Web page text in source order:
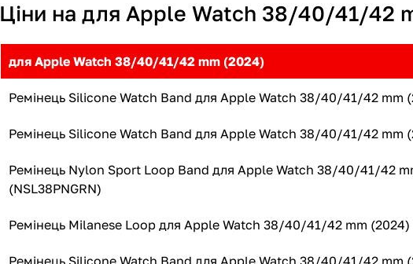
Ціни на для Apple Watch 38/40/41/42
для Apple Watch 38/40/41/42 mm (2024)
Ремінець Silicone Watch Band для Apple Watch 38/40/41/42 mm
Ремінець Silicone Watch Band для Apple Watch 38/40/41/42 mm
Ремінець Nylon Sport Loop Band для Apple Watch 38/40/41/42
(NSL38PNGRN)
Ремінець Milanese Loop для Apple Watch 38/40/41/42 mm
Ремінець Silicone Watch Band для Apple Watch 38/40/41/42 mm